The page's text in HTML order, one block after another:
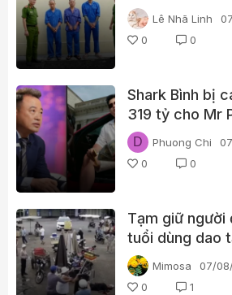
Lê Nhã Linh
0
0
Shark Bình bị
319 tỷ cho Mr
đã đi qua
nào?
D Phuong Chi
0
0
Tạm giữ người
tuổi dùng dao
nữ giữa chợ
Mimosa
07/
0
1